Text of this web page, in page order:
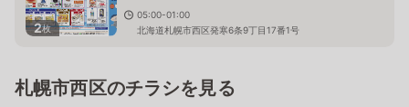
2枚
05:00-01:00
北海道札幌市西区発寒6条9丁目17番1号
札幌市西区のチラシを見る